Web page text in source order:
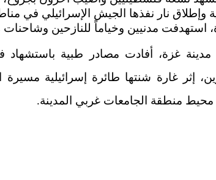
وإطلاق نار نفذها الجيش الإسرائيلي في
استهدفت مدنيين وخياماً للنازحين
غزة، أفادت مصادر طبية باستشهاد
إثر غارة شنتها طائرة إسرائيلية
منطقة الجامعات غربي المدينة.